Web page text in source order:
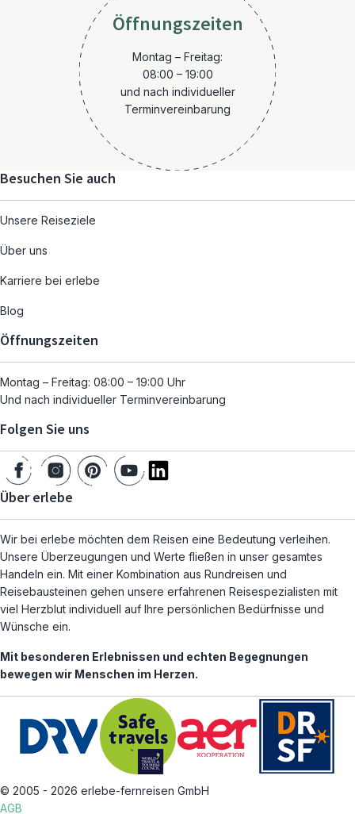
Öffnungszeiten
Montag – Freitag:
08:00 – 19:00
und nach individueller
Terminvereinbarung
Besuchen Sie auch
Unsere Reiseziele
Über uns
Karriere bei erlebe
Blog
Öffnungszeiten
Montag – Freitag: 08:00 – 19:00 Uhr
Und nach individueller Terminvereinbarung
Folgen Sie uns
Über erlebe
Wir bei erlebe möchten dem Reisen eine Bedeutung verleihen.
Unsere Überzeugungen und Werte fließen in unser gesamtes
Handeln ein. Mit einer Kombination aus Rundreisen und
Reisebausteinen gehen unsere erfahrenen Reisespezialisten mit
viel Herzblut individuell auf Ihre persönlichen Bedürfnisse und
Wünsche ein.
Mit besonderen Erlebnissen und echten Begegnungen
bewegen wir Menschen im Herzen.
© 2005 - 2026 erlebe-fernreisen GmbH
AGB